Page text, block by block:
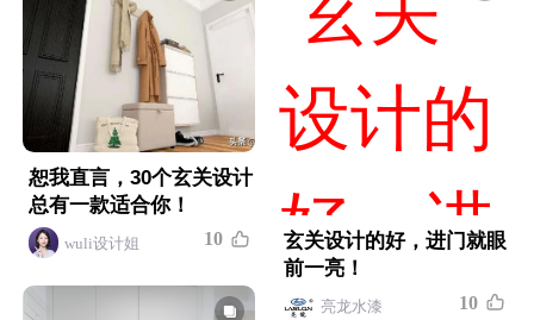
恕我直言，30个玄关设计
总有一款适合你！
wuli设计姐 10
玄关设计的好，进门就眼
前一亮！
亮龙水漆 10